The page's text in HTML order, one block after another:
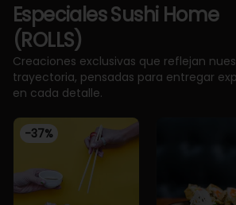
Especiales Sushi Home
(ROLLS)
Creaciones exclusivas que reflejan
trayectoria, pensadas para entregar
en cada detalle.
-37%